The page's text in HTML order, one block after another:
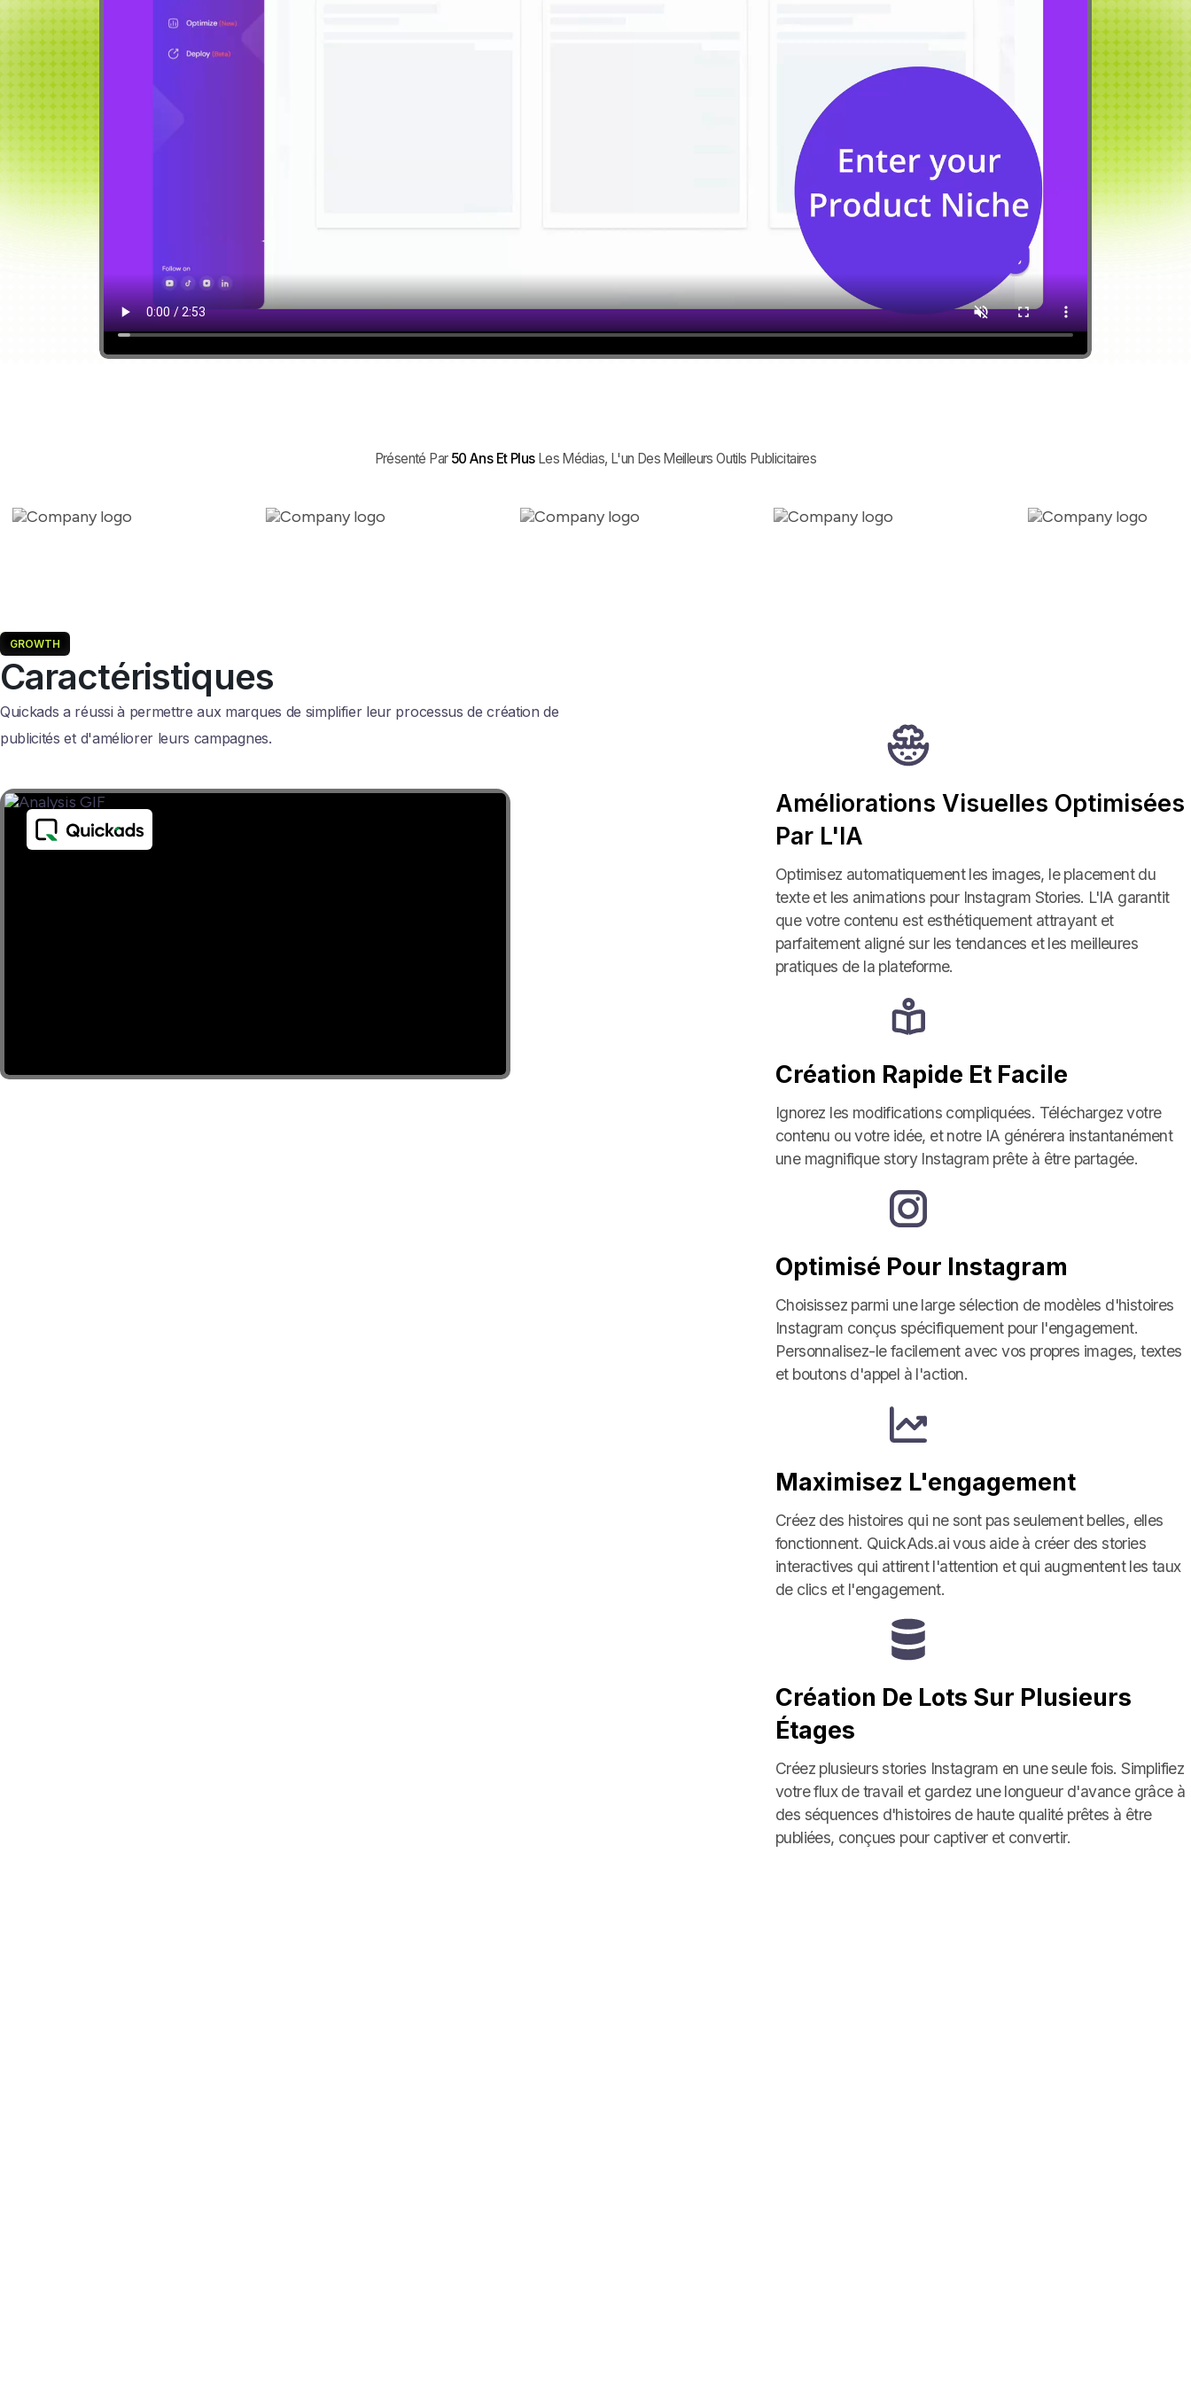
Close
Présenté Par 50 Ans Et PlusLes Médias, L'un Des Meilleurs Outils Publicitaires
GROWTH
Caractéristiques
Quickads a réussi à permettre aux marques de simplifier leur processus de création de
publicités et d'améliorer leurs campagnes.
Améliorations Visuelles Optimisées
Par L'IA
Optimisez automatiquement les images, le placement du
texte et les animations pour Instagram Stories. L'IA garantit
que votre contenu est esthétiquement attrayant et
parfaitement aligné sur les tendances et les meilleures
pratiques de la plateforme.
Création Rapide Et Facile
Ignorez les modifications compliquées. Téléchargez votre
contenu ou votre idée, et notre IA générera instantanément
une magnifique story Instagram prête à être partagée.
Optimisé Pour Instagram
Choisissez parmi une large sélection de modèles d'histoires
Instagram conçus spécifiquement pour l'engagement.
Personnalisez-le facilement avec vos propres images, textes
et boutons d'appel à l'action.
Maximisez L'engagement
Créez des histoires qui ne sont pas seulement belles, elles
fonctionnent. QuickAds.ai vous aide à créer des stories
interactives qui attirent l'attention et qui augmentent les taux
de clics et l'engagement.
Création De Lots Sur Plusieurs
Étages
Créez plusieurs stories Instagram en une seule fois. Simplifiez
votre flux de travail et gardez une longueur d'avance grâce à
des séquences d'histoires de haute qualité prêtes à être
publiées, conçues pour captiver et convertir.